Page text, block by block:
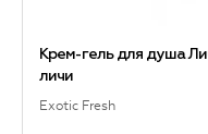
Крем-гель для душа
личи
Exotic Fresh